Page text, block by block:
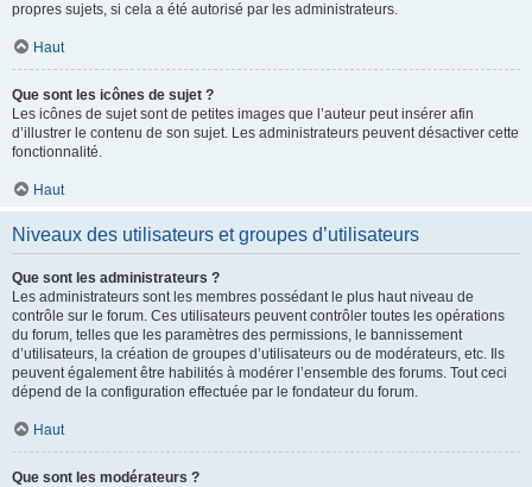
propres sujets, si cela a été autorisé par les administrateurs.
Haut
Que sont les icônes de sujet ?
Les icônes de sujet sont de petites images que l’auteur peut insérer afin
d’illustrer le contenu de son sujet. Les administrateurs peuvent désactiver cette
fonctionnalité.
Haut
Niveaux des utilisateurs et groupes d’utilisateurs
Que sont les administrateurs ?
Les administrateurs sont les membres possédant le plus haut niveau de
contrôle sur le forum. Ces utilisateurs peuvent contrôler toutes les opérations
du forum, telles que les paramètres des permissions, le bannissement
d’utilisateurs, la création de groupes d’utilisateurs ou de modérateurs, etc. Ils
peuvent également être habilités à modérer l’ensemble des forums. Tout ceci
dépend de la configuration effectuée par le fondateur du forum.
Haut
Que sont les modérateurs ?